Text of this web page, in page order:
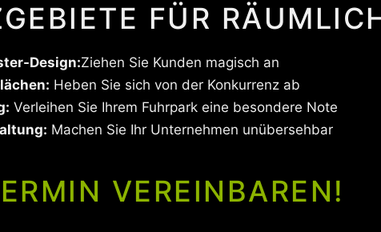
FÜR
Design:Ziehen Sie Kunden magisch an
Heben Sie sich von der Konkurrenz ab
Verleihen Sie Ihrem Fuhrpark eine besondere Note
Machen Sie Ihr Unternehmen unübersehbar
VEREINBAREN!